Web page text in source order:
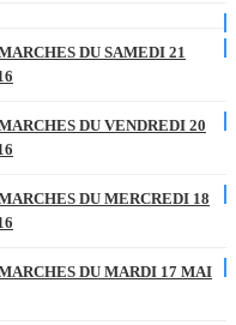
DU SAMEDI 21
DU VENDREDI 20
DU MERCREDI 18
DU MARDI 17 MAI